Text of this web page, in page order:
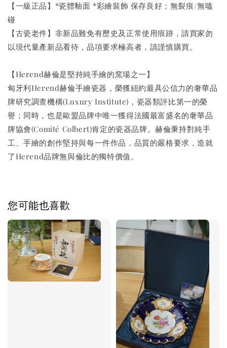
【一級正品】*瓷體釉面 *彩繪裝飾 保存良好；無裂痕/無嗑
碰
【古瓷老件】非新品難免有歷史及正常使用痕跡，請買家勿
以現代量產新品看待，品項要求極高者，請謹慎購買。
【Herend赫倫是堅持純手繪的窯場之一】
匈牙利Herend赫倫手繪瓷器，榮獲紐約最具公信力的奢華品
牌研究調查機構(Luxury Institute)，瓷器類評比第一的榮
譽；同時，也是歐盟品牌中唯一獲得法國最富盛名的奢華品
牌協會(Comité Colbert)肯定的瓷器品牌。赫倫秉持對純手
工、手繪的創作堅持與每一件作品，品質的嚴格要求，造就
了Herend品牌無與倫比的獨特價值。
您可能也喜歡